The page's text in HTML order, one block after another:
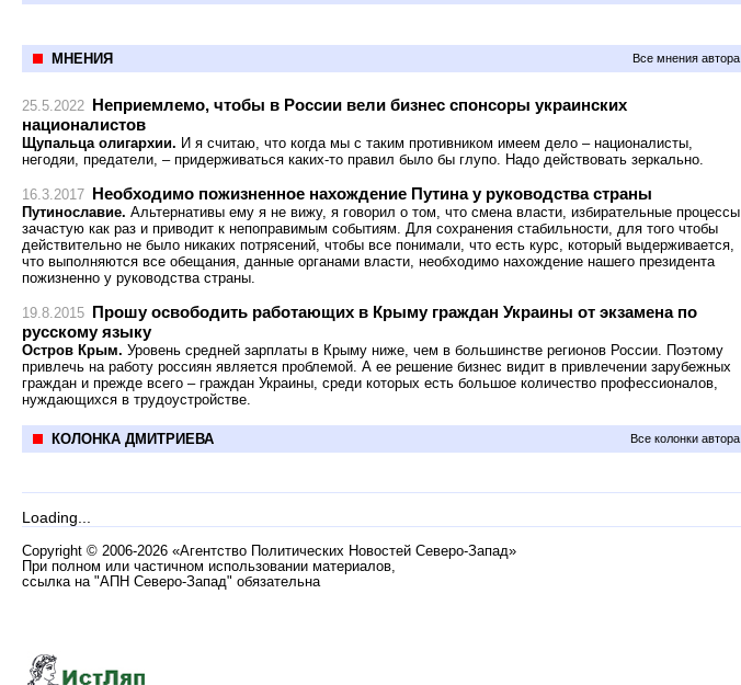
МНЕНИЯ Все мнения автора
25.5.2022 Неприемлемо, чтобы в России вели бизнес спонсоры украинских
националистов
Щупальца олигархии. И я считаю, что когда мы с таким противником имеем дело – националисты,
негодяи, предатели, – придерживаться каких-то правил было бы глупо. Надо действовать зеркально.
16.3.2017 Необходимо пожизненное нахождение Путина у руководства страны
Путинославие. Альтернативы ему я не вижу, я говорил о том, что смена власти, избирательные процессы
зачастую как раз и приводит к непоправимым событиям. Для сохранения стабильности, для того чтобы
действительно не было никаких потрясений, чтобы все понимали, что есть курс, который выдерживается,
что выполняются все обещания, данные органами власти, необходимо нахождение нашего президента
пожизненно у руководства страны.
19.8.2015 Прошу освободить работающих в Крыму граждан Украины от экзамена по
русскому языку
Остров Крым. Уровень средней зарплаты в Крыму ниже, чем в большинстве регионов России. Поэтому
привлечь на работу россиян является проблемой. А ее решение бизнес видит в привлечении зарубежных
граждан и прежде всего – граждан Украины, среди которых есть большое количество профессионалов,
нуждающихся в трудоустройстве.
КОЛОНКА ДМИТРИЕВА Все колонки автора
Loading...
Copyright © 2006-2026 «Агентство Политических Новостей Северо-Запад»
При полном или частичном использовании материалов,
ссылка на "АПН Северо-Запад" обязательна